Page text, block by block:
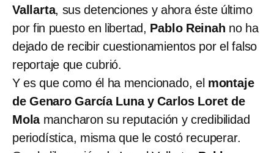
Vallarta, sus detenciones y ahora éste último
por fin puesto en libertad, Pablo Reinah no ha
dejado de recibir cuestionamientos por el falso
reportaje que cubrió.
Y es que como él ha mencionado, el montaje
de Genaro García Luna y Carlos Loret de
Mola mancharon su reputación y credibilidad
periodística, misma que le costó recuperar.